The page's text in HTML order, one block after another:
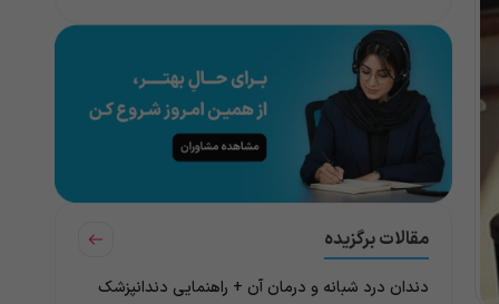
مقالات برگزیده
دندان درد شبانه و درمان آن + راهنمایی دندانپزشک